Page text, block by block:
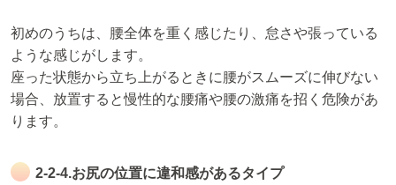
初めのうちは、腰全体を重く感じたり、怠さや張っている
ような感じがします。
座った状態から立ち上がるときに腰がスムーズに伸びない
場合、放置すると慢性的な腰痛や腰の激痛を招く危険があ
ります。
2-2-4.お尻の位置に違和感があるタイプ